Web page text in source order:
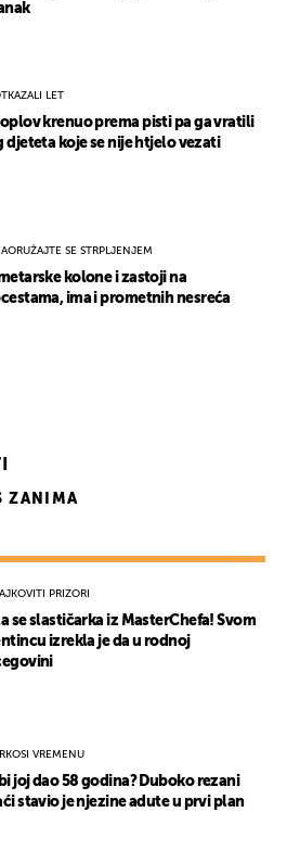
LET
krenuo prema pisti pa ga vratili
djeteta koje se nije htjelo vezati
SE STRPLJENJEM
kolone i zastoji na
ima i prometnih nesreća
ZANIMA
PRIZORI
se slastičarka iz MasterChefa! Svom
izrekla je da u rodnoj
VREMENU
joj dao 58 godina? Duboko rezani
stavio je njezine adute u prvi plan